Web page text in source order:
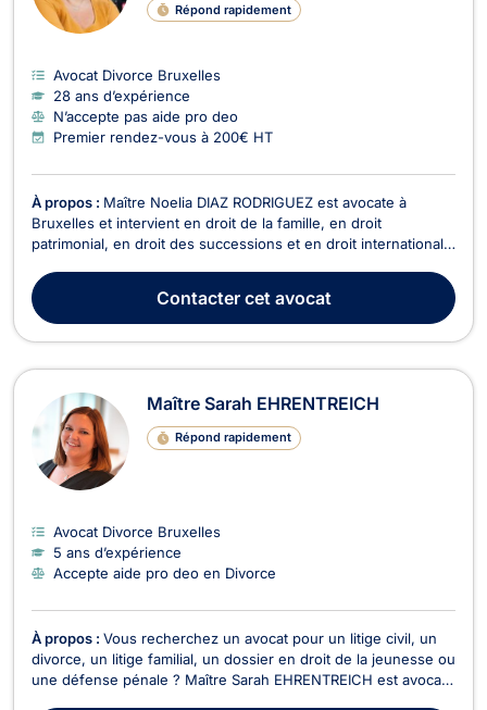
Répond rapidement
Avocat Divorce Bruxelles
28 ans d’expérience
N’accepte pas aide pro deo
Premier rendez-vous à 200€ HT
À propos : Maître Noelia DIAZ RODRIGUEZ est avocate à
Bruxelles et intervient en droit de la famille, en droit
patrimonial, en droit des successions et en droit international
particulière en droit de la famille pour tous les dossiers
relevant des contrats de mariage, du divorce à l’a...
Contactercet avocat
Maître Sarah EHRENTREICH
Répond rapidement
Avocat Divorce Bruxelles
5 ans d’expérience
Accepte aide pro deo en Divorce
À propos : Vous recherchez un avocat pour un litige civil, un
divorce, un litige familial, un dossier en droit de la jeunesse ou
une défense pénale ? Maître Sarah EHRENTREICH est avocate